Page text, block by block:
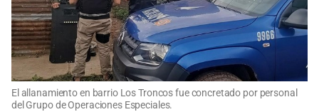
El allanamiento en barrio Los Troncos fue concretado por personal
del Grupo de Operaciones Especiales.